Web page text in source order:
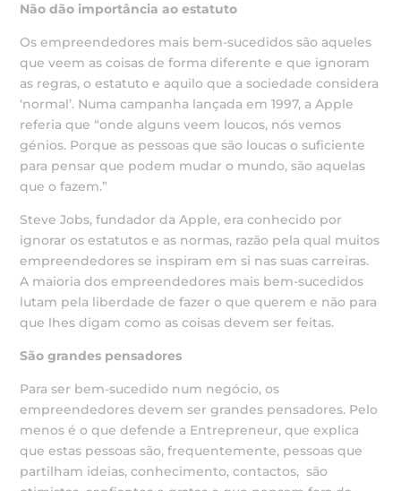
Não dão importância ao estatuto
Os empreendedores mais bem-sucedidos são aqueles
que veem as coisas de forma diferente e que ignoram
as regras, o estatuto e aquilo que a sociedade considera
‘normal’. Numa campanha lançada em 1997, a Apple
referia que “onde alguns veem loucos, nós vemos
génios. Porque as pessoas que são loucas o suficiente
para pensar que podem mudar o mundo, são aquelas
que o fazem.”
Steve Jobs, fundador da Apple, era conhecido por
ignorar os estatutos e as normas, razão pela qual muitos
empreendedores se inspiram em si nas suas carreiras.
A maioria dos empreendedores mais bem-sucedidos
lutam pela liberdade de fazer o que querem e não para
que lhes digam como as coisas devem ser feitas.
São grandes pensadores
Para ser bem-sucedido num negócio, os
empreendedores devem ser grandes pensadores. Pelo
menos é o que defende a Entrepreneur, que explica
que estas pessoas são, frequentemente, pessoas que
partilham ideias, conhecimento, contactos, são